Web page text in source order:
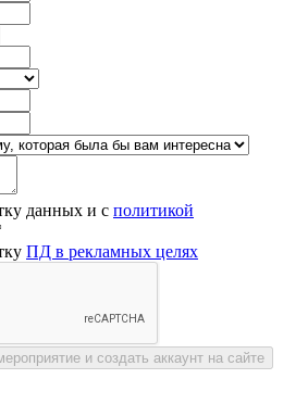
данных и с политикой
ПД в рекламных целях
и создать аккаунт на сайте